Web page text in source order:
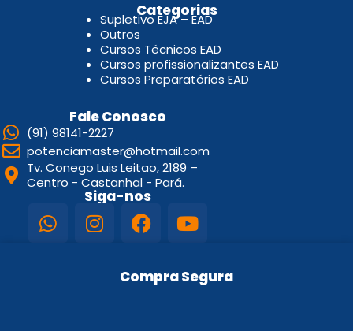
Categorias
Supletivo EJA – EAD
Outros
Cursos Técnicos EAD
Cursos profissionalizantes EAD
Cursos Preparatórios EAD
Fale Conosco
(91) 98141-2227
potenciamaster@hotmail.com
Tv. Conego Luis Leitao, 2189 –
Centro - Castanhal - Pará.
Siga-nos
Compra Segura